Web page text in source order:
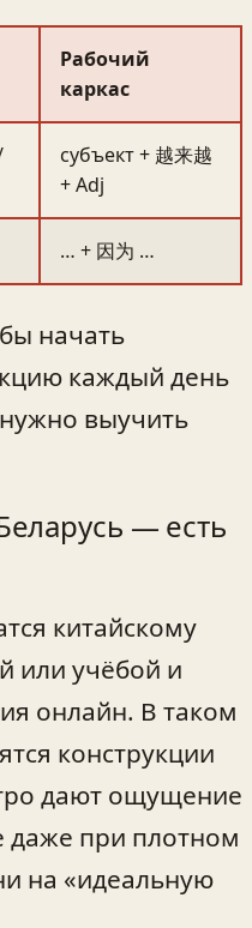
Рабочий
каркас
субъект + 越来越
+ Adj
… + 因为 …
начать
каждый день
выучить
— есть
китайскому
или учёбой и
онлайн. В таком
конструкции
дают ощущение
даже при плотном
на «идеальную